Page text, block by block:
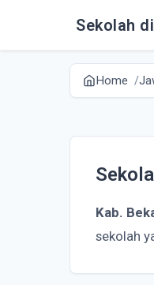
Sekolah
Home
Kab.
sekolah